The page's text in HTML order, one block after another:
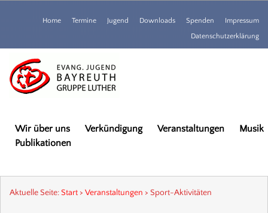
Home Termine Jugend Downloads Spenden
Impressum
Datenschutzerklärung
Wir über uns Verkündigung Veranstaltungen
Musik
Publikationen
Aktuelle Seite:Start > Veranstaltungen > Sport-Aktivitäten